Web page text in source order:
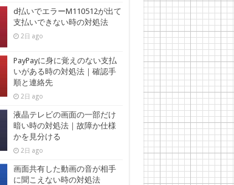
d払いでエラーM110512が出て
支払いできない時の対処法
2日 ago
PayPayに身に覚えのない支払
いがある時の対処法｜確認手
順と連絡先
2日 ago
液晶テレビの画面の一部だけ
暗い時の対処法｜故障か仕様
かを見分ける
2日 ago
画面共有した動画の音が相手
に聞こえない時の対処法